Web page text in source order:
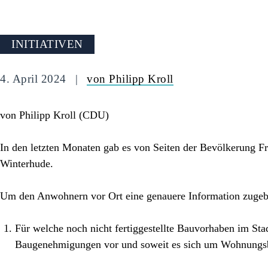
INITIATIVEN
4. April 2024 von Philipp Kroll
von Philipp Kroll (CDU)
In den letzten Monaten gab es von Seiten der Bevölkerung
Winterhude.
Um den Anwohnern vor Ort eine genauere Information
Für welche noch nicht fertiggestellte Bauvorhaben im
Baugenehmigungen vor und soweit es sich um